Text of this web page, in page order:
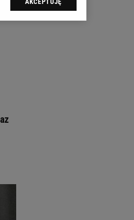
sp. z o.o., jej
swoje preferencje
reklam i treści,